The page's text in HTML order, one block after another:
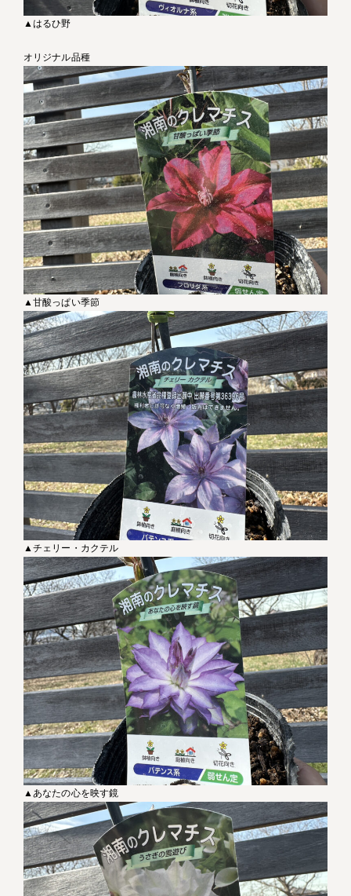
▲はるひ野
オリジナル品種
▲甘酸っぱい季節
▲チェリー・カクテル
▲あなたの心を映す鏡